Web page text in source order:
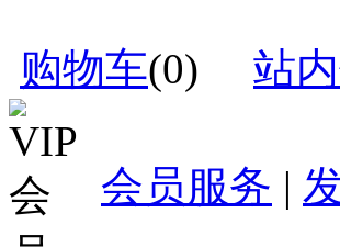
购物车(0) 站
会员服务 |